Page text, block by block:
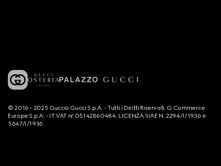
© 2016 - 2025 Guccio Gucci S.p.A. - Tutti i Diritti Riservati. G Commerce
Europe S.p.A. - IT VAT nr 05142860484. LICENZA SIAE N. 2294/I/1936 e
5647/I/1936